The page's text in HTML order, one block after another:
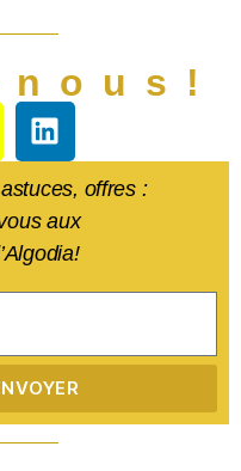
offres :
aux